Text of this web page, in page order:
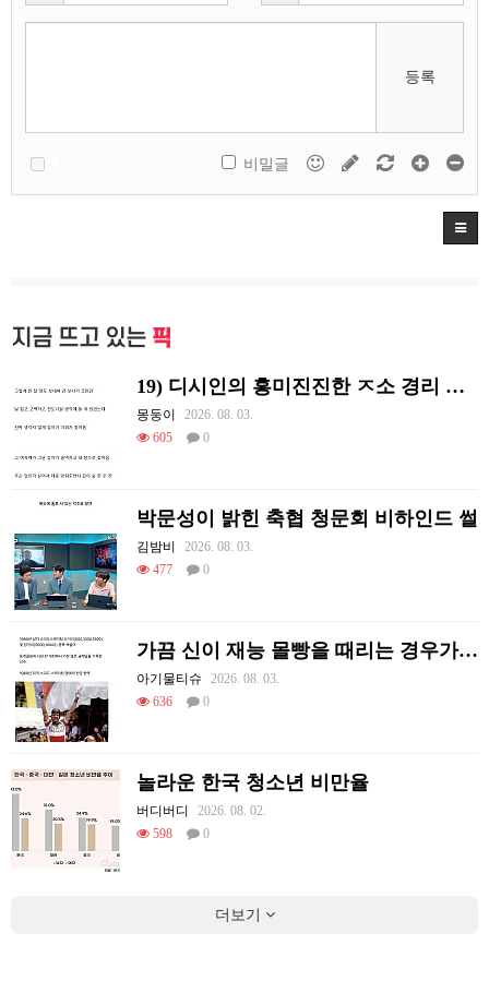
등록
비밀글
지금 뜨고 있는 픽
19) 디시인의 흥미진진한 ㅈ소 경리 ㄸ먹은 썰
몽둥이
2026. 08. 03.
605
0
박문성이 밝힌 축협 청문회 비하인드 썰
김밤비
2026. 08. 03.
477
0
가끔 신이 재능 몰빵을 때리는 경우가 있음
아기물티슈
2026. 08. 03.
636
0
놀라운 한국 청소년 비만율
버디버디
2026. 08. 02.
598
0
더보기